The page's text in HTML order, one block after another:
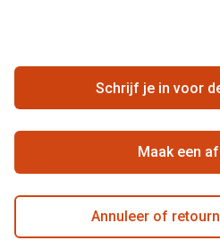
Hier de overeenkomst
Beste winkelketen
Schrijf je in voor
Maak een
Annuleer of